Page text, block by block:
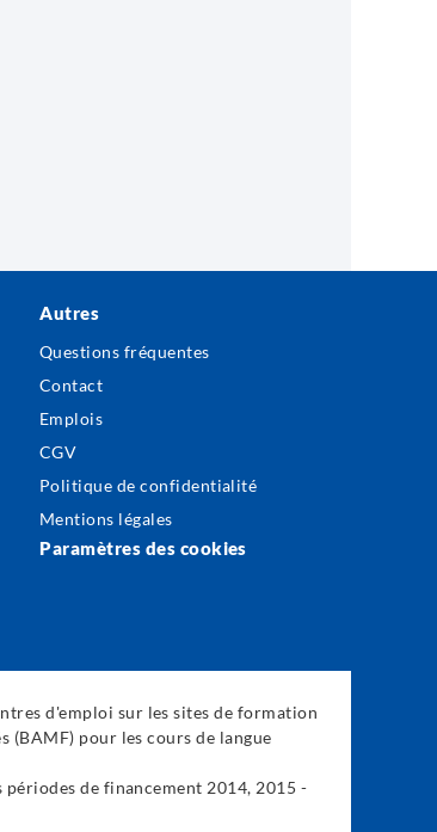
Autres
Questions fréquentes
Contact
Emplois
CGV
Politique de confidentialité
Mentions légales
Paramètres des cookies
d'emploi sur les sites de formation
(BAMF) pour les cours de langue
périodes de financement 2014, 2015 -